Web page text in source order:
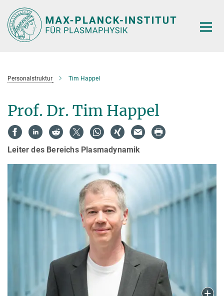
Hauptinhalt
Personalstruktur Tim Happel
Prof. Dr. Tim Happel
Leiter des Bereichs Plasmadynamik